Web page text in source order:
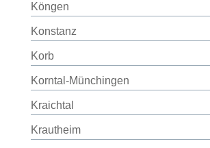
Köngen
Konstanz
Korb
Korntal-Münchingen
Kraichtal
Krautheim